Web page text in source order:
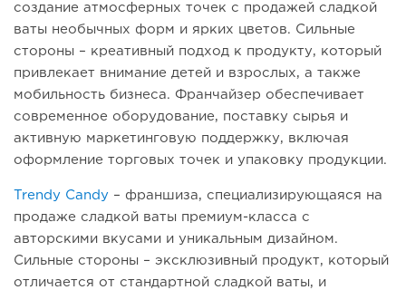
создание атмосферных точек с продажей сладкой
ваты необычных форм и ярких цветов. Сильные
стороны – креативный подход к продукту, который
привлекает внимание детей и взрослых, а также
мобильность бизнеса. Франчайзер обеспечивает
современное оборудование, поставку сырья и
активную маркетинговую поддержку, включая
оформление торговых точек и упаковку продукции.
Trendy Candy – франшиза, специализирующаяся на
продаже сладкой ваты премиум-класса с
авторскими вкусами и уникальным дизайном.
Сильные стороны – эксклюзивный продукт, который
отличается от стандартной сладкой ваты, и